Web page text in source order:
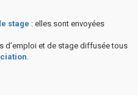
stage : elles sont envoyées
d’emploi et de stage diffusée tous